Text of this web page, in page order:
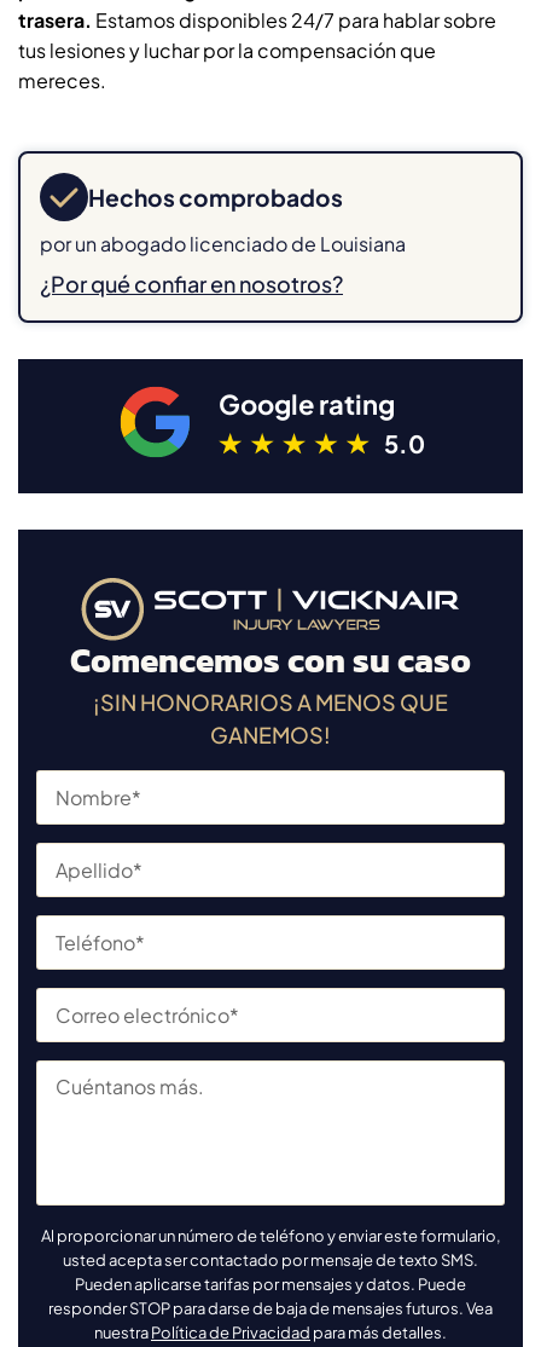
trasera. Estamos disponibles 24/7 para hablar sobre
tus lesiones y luchar por la compensación que
mereces.
Hechos comprobados
por un abogado licenciado de Louisiana
¿Por qué confiar en nosotros?
Google rating
5.0
Comencemos con su caso
¡SIN HONORARIOS A MENOS QUE
GANEMOS!
Al proporcionar un número de teléfono y enviar este formulario,
usted acepta ser contactado por mensaje de texto SMS.
Pueden aplicarse tarifas por mensajes y datos. Puede
responder STOP para darse de baja de mensajes futuros. Vea
nuestraPolítica de Privacidad para más detalles.